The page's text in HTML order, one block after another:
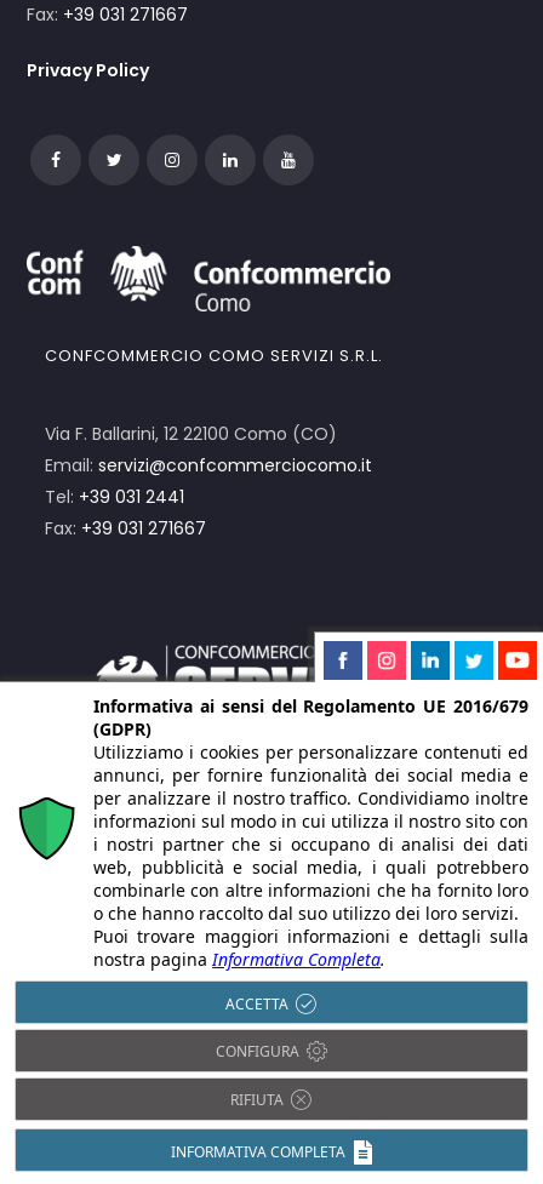
Fax: +39 031 271667
Privacy Policy
CONFCOMMERCIO COMO SERVIZI S.R.L.
Via F. Ballarini, 12 22100 Como (CO)
Email:servizi@confcommerciocomo.it
Tel: +39 031 2441
Fax: +39 031 271667
SEDI TERRITORIALI CONFCOMMERCIO COMO
Bulgarograsso, Via Romolo Guffanti, 2
delegazione.bulgarograsso@confcommerciocomo.it
Informativa ai sensi del Regolamento UE 2016/679
(GDPR)
Utilizziamo i cookies per personalizzare contenuti ed
annunci, per fornire funzionalità dei social media e
per analizzare il nostro traffico. Condividiamo inoltre
informazioni sul modo in cui utilizza il nostro sito con
i nostri partner che si occupano di analisi dei dati
web, pubblicità e social media, i quali potrebbero
combinarle con altre informazioni che ha fornito loro
o che hanno raccolto dal suo utilizzo dei loro servizi.
Puoi trovare maggiori informazioni e dettagli sulla
nostra pagina Informativa Completa.
ACCETTA
CONFIGURA
RIFIUTA
INFORMATIVA COMPLETA